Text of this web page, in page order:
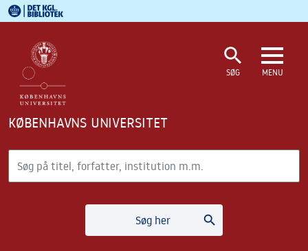
Det Kgl. Bibliotek
KØBENHAVNS UNIVERSITET
search
SØG MENU
Søg
Søg her search